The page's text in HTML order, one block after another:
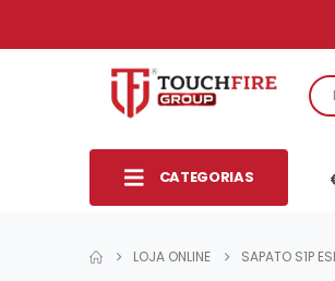
CATEGORIAS
LOJA ONLINE SAPATO S1P